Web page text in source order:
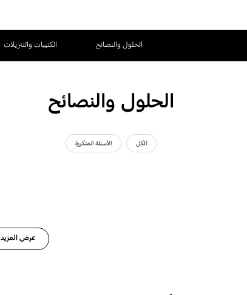
الحلول والنصائح الكتيبات والتنزيلات
الحلول والنصائح
الكل الأسئلة المتكررة
عرض المزيد